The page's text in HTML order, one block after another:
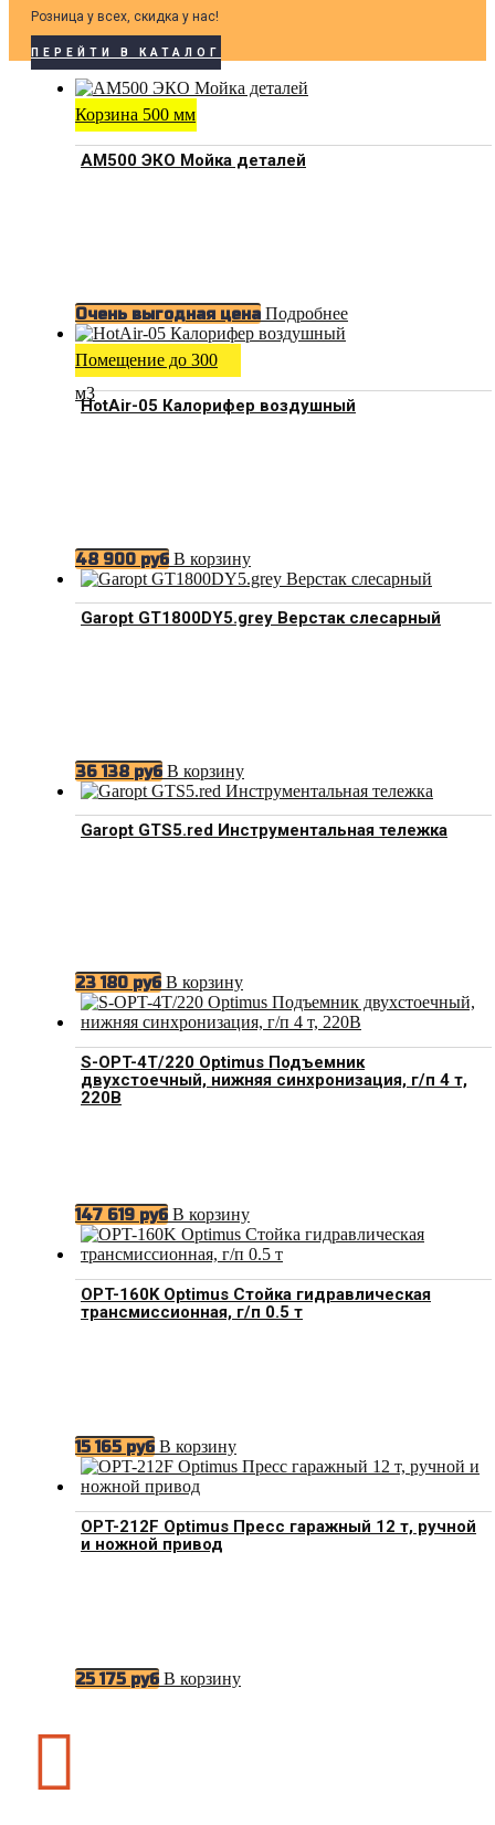
Розница у всех, скидка у нас!
ПЕРЕЙТИ В КАТАЛОГ
Корзина 500 мм
АМ500 ЭКО Мойка деталей
Очень выгодная цена Подробнее
Помещение до 300
м3
HotAir-05 Калорифер воздушный
48 900 руб В корзину
Garopt GT1800DY5.grey Верстак слесарный
36 138 руб В корзину
Garopt GTS5.red Инструментальная тележка
23 180 руб В корзину
S-OPT-4T/220 Optimus Подъемник
двухстоечный, нижняя синхронизация, г/п 4 т,
220В
147 619 руб В корзину
OPT-160K Optimus Стойка гидравлическая
трансмиссионная, г/п 0.5 т
15 165 руб В корзину
OPT-212F Optimus Пресс гаражный 12 т, ручной
и ножной привод
25 175 руб В корзину
